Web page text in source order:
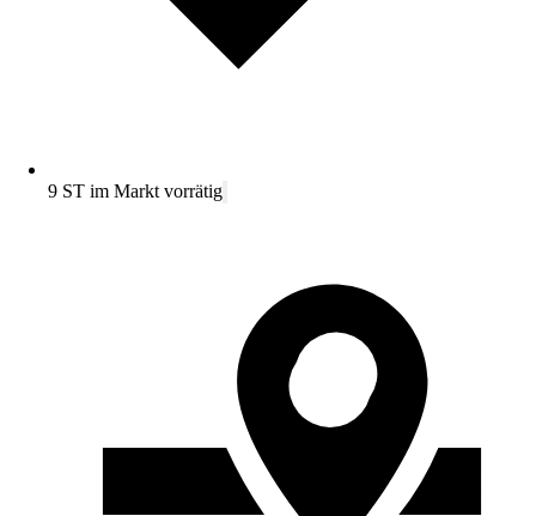
9 ST im Markt vorrätig